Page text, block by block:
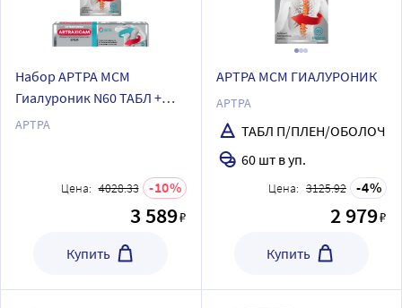
Набор АРТРА МСМ
Гиалуроник N60 ТАБЛ +
АРТРАКСИКАМ КРЕМ 100 г
АРТРА
Цена: 4028.33 10
3 589₽
Купить
АРТРА МСМ ГИАЛУРОНИК
АРТРА
ТАБЛ П/ПЛЕН/ОБОЛОЧ
60 шт в уп.
Цена: 3125.92 4
2 979₽
Купить